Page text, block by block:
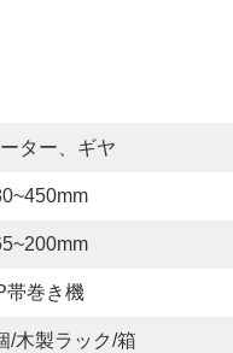
ター、ギヤ
帯巻き機
/木製ラック/箱